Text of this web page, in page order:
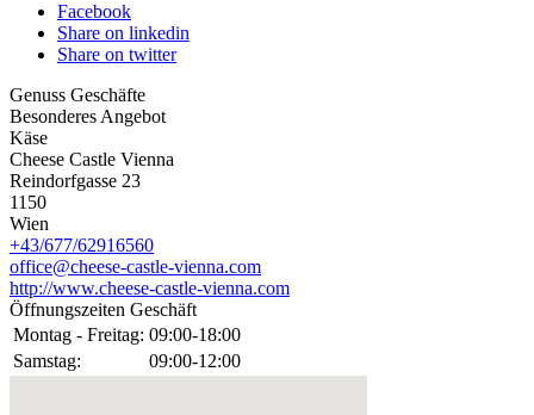
Facebook
Share on linkedin
Share on twitter
Genuss Geschäfte
Besonderes Angebot
Käse
Cheese Castle Vienna
Reindorfgasse 23
1150
Wien
+43/677/62916560
office@cheese-castle-vienna.com
http://www.cheese-castle-vienna.com
Öffnungszeiten Geschäft
Montag - Freitag: 09:00-18:00
Samstag:
09:00-12:00